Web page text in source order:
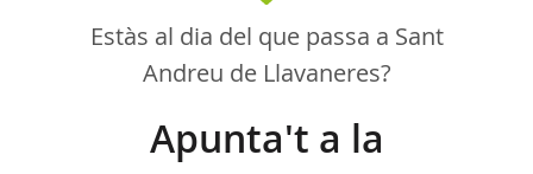
Estàs al dia del que passa a Sant
Andreu de Llavaneres?
Apunta't a la